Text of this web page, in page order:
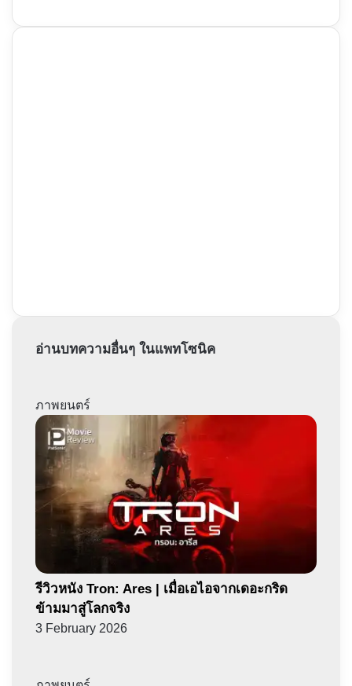
อ่านบทความอื่นๆ ในแพทโซนิค
ภาพยนตร์
รีวิวหนัง Tron: Ares | เมื่อเอไอจากเดอะกริด
ข้ามมาสู่โลกจริง
3 February 2026